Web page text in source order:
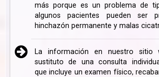
más porque es un problema de
algunos pacientes pueden ser
hinchazón permanente y malas
La información en nuestro
sustituto de una consulta
que incluye un examen físico,